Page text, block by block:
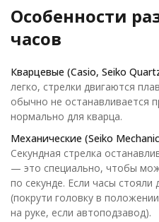
Особенности
часов
Кварцевые (Casio, Seiko
легко, стрелки двигаются
обычно не останавливается
нормально для кварца.
Механические (Seiko
Секундная стрелка
— это специально, чтобы
по секунде. Если часы
(покрути головку в
на руке, если автоподзавод).